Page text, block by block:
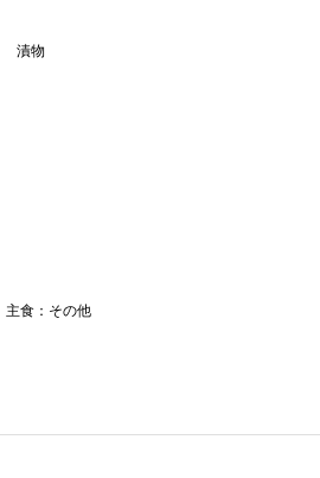
漬物
主食：その他